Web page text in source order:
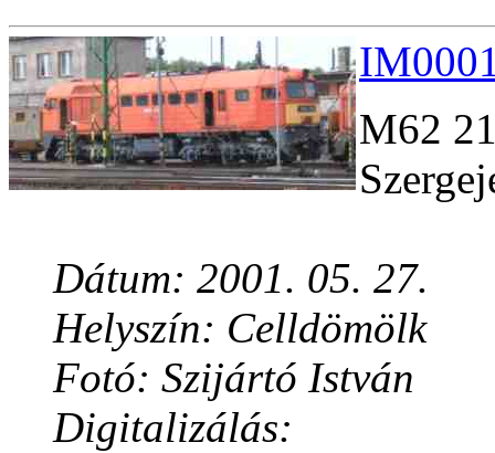
M62
Dátum: 2001. 05. 27.
Helyszín: Celldömölk
Fotó: Szijártó István
Digitalizálás: